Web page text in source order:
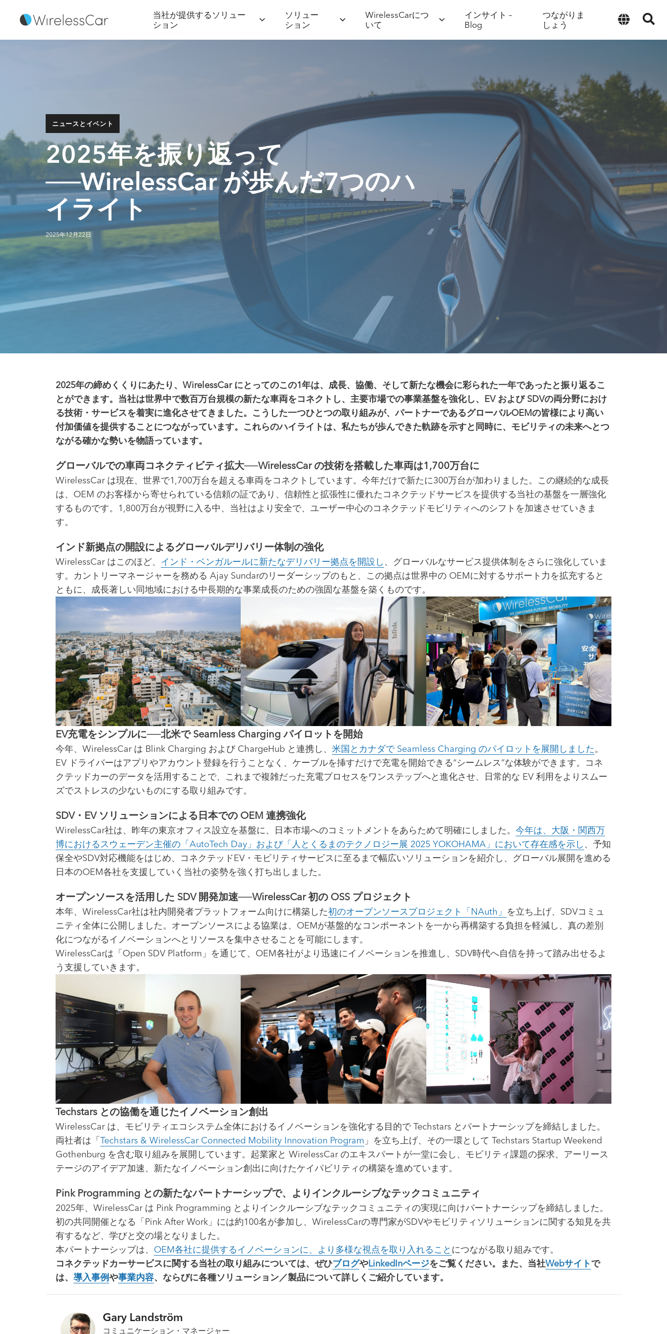
当社が提供するソリュー
ション
ソリュー
ション
WirelessCarにつ
いて
インサイト –
Blog
つながりま
しょう
ニュースとイベント
2025年を振り返って
──WirelessCar が歩んだ7つのハ
イライト
2025年12月22日
2025年の締めくくりにあたり、WirelessCar にとってのこの1年は、成長、協働、そして新たな機会に彩られた一年であったと振り返るこ
とができます。当社は世界中で数百万台規模の新たな車両をコネクトし、主要市場での事業基盤を強化し、EV および SDVの両分野におけ
る技術・サービスを着実に進化させてきました。こうした一つひとつの取り組みが、パートナーであるグローバルOEMの皆様により高い
付加価値を提供することにつながっています。これらのハイライトは、私たちが歩んできた軌跡を示すと同時に、モビリティの未来へとつ
ながる確かな勢いを物語っています。
グローバルでの車両コネクティビティ拡大──WirelessCar の技術を搭載した車両は1,700万台に
WirelessCar は現在、世界で1,700万台を超える車両をコネクトしています。今年だけで新たに300万台が加わりました。この継続的な成長
は、OEM のお客様から寄せられている信頼の証であり、信頼性と拡張性に優れたコネクテッドサービスを提供する当社の基盤を一層強化
するものです。1,800万台が視野に入る中、当社はより安全で、ユーザー中心のコネクテッドモビリティへのシフトを加速させていきま
す。
インド新拠点の開設によるグローバルデリバリー体制の強化
WirelessCar はこのほど、 インド・ベンガルールに新たなデリバリー拠点を開設し 、グローバルなサービス提供体制をさらに強化していま
す。カントリーマネージャーを務める Ajay Sundarのリーダーシップのもと、この拠点は世界中の OEMに対するサポート力を拡充すると
ともに、成長著しい同地域における中長期的な事業成長のための強固な基盤を築くものです。
EV充電をシンプルに──北米で Seamless Charging パイロットを開始
今年、WirelessCar は Blink Charging および ChargeHub と連携し、 米国とカナダで Seamless Charging のパイロットを展開しました。
EV ドライバーはアプリやアカウント登録を行うことなく、ケーブルを挿すだけで充電を開始できる“シームレス”な体験ができます。コネ
クテッドカーのデータを活用することで、これまで複雑だった充電プロセスをワンステップへと進化させ、日常的な EV 利用をよりスムー
ズでストレスの少ないものにする取り組みです。
SDV・EV ソリューションによる日本での OEM 連携強化
WirelessCar社は、昨年の東京オフィス設立を基盤に、日本市場へのコミットメントをあらためて明確にしました。 今年は、大阪・関西万
博におけるスウェーデン主催の「AutoTech Day」および「人とくるまのテクノロジー展 2025 YOKOHAMA」において存在感を示し 、予知
保全やSDV対応機能をはじめ、コネクテッドEV・モビリティサービスに至るまで幅広いソリューションを紹介し、グローバル展開を進める
日本のOEM各社を支援していく当社の姿勢を強く打ち出しました。
オープンソースを活用した SDV 開発加速──WirelessCar 初の OSS プロジェクト
本年、WirelessCar社は社内開発者プラットフォーム向けに構築した初のオープンソースプロジェクト「NAuth」 を立ち上げ、SDVコミュ
ニティ全体に公開しました。オープンソースによる協業は、OEMが基盤的なコンポーネントを一から再構築する負担を軽減し、真の差別
化につながるイノベーションへとリソースを集中させることを可能にします。
WirelessCarは「Open SDV Platform」を通じて、OEM各社がより迅速にイノベーションを推進し、SDV時代へ自信を持って踏み出せるよ
う支援していきます。
Techstars との協働を通じたイノベーション創出
WirelessCar は、モビリティエコシステム全体におけるイノベーションを強化する目的で Techstars とパートナーシップを締結しました。
両社者は「Techstars & WirelessCar Connected Mobility Innovation Program 」を立ち上げ、その一環として Techstars Startup Weekend
Gothenburg を含む取り組みを展開しています。起業家と WirelessCar のエキスパートが一堂に会し、モビリティ課題の探求、アーリース
テージのアイデア加速、新たなイノベーション創出に向けたケイパビリティの構築を進めています。
Pink Programming との新たなパートナーシップで、よりインクルーシブなテックコミュニティ
2025年、WirelessCar は Pink Programming とよりインクルーシブなテックコミュニティの実現に向けパートナーシップを締結しました。
初の共同開催となる「Pink After Work」には約100名が参加し、WirelessCarの専門家がSDVやモビリティソリューションに関する知見を共
有するなど、学びと交の場となりました。
本パートナーシップは、 OEM各社に提供するイノベーションに、より多様な視点を取り入れること につながる取り組みです。
コネクテッドカーサービスに関する当社の取り組みについては、ぜひブログやLinkedInページをご覧ください。また、当社Webサイトで
は、 導入事例や事業内容、ならびに各種ソリューション／製品について詳しくご紹介しています。
Gary Landström
コミュニケーション・マネージャー